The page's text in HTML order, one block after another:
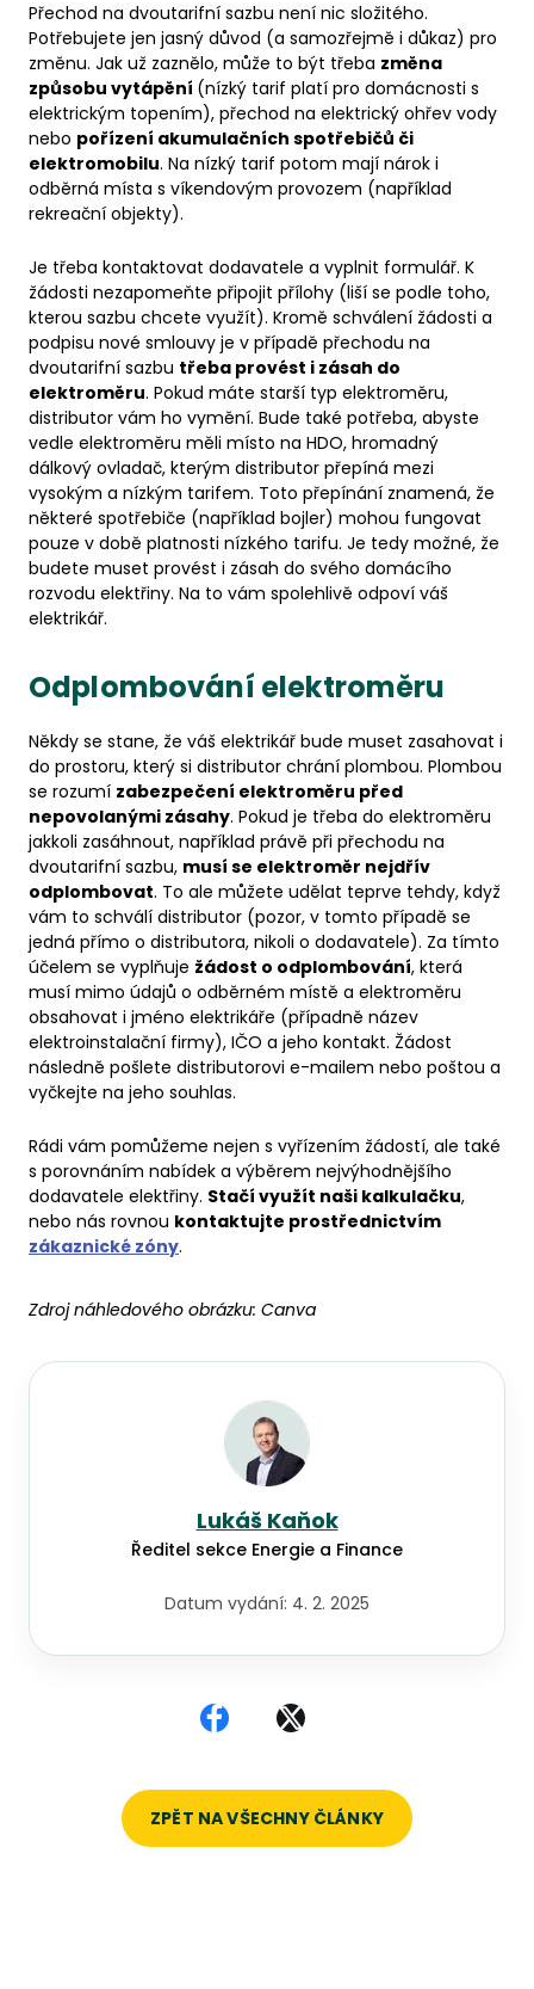
Přechod na dvoutarifní sazbu není nic složitého.
Potřebujete jen jasný důvod (a samozřejmě i důkaz) pro
změnu. Jak už zaznělo, může to být třeba změna
způsobu vytápění (nízký tarif platí pro domácnosti s
elektrickým topením), přechod na elektrický ohřev vody
nebo pořízení akumulačních spotřebičů či
elektromobilu. Na nízký tarif potom mají nárok i
odběrná místa s víkendovým provozem (například
rekreační objekty).
Je třeba kontaktovat dodavatele a vyplnit formulář. K
žádosti nezapomeňte připojit přílohy (liší se podle toho,
kterou sazbu chcete využít). Kromě schválení žádosti a
podpisu nové smlouvy je v případě přechodu na
dvoutarifní sazbu třeba provést i zásah do
elektroměru. Pokud máte starší typ elektroměru,
distributor vám ho vymění. Bude také potřeba, abyste
vedle elektroměru měli místo na HDO, hromadný
dálkový ovladač, kterým distributor přepíná mezi
vysokým a nízkým tarifem. Toto přepínání znamená, že
některé spotřebiče (například bojler) mohou fungovat
pouze v době platnosti nízkého tarifu. Je tedy možné, že
budete muset provést i zásah do svého domácího
rozvodu elektřiny. Na to vám spolehlivě odpoví váš
elektrikář.
Odplombování elektroměru
Někdy se stane, že váš elektrikář bude muset zasahovat i
do prostoru, který si distributor chrání plombou. Plombou
se rozumí zabezpečení elektroměru před
nepovolanými zásahy. Pokud je třeba do elektroměru
jakkoli zasáhnout, například právě při přechodu na
dvoutarifní sazbu, musí se elektroměr nejdřív
odplombovat. To ale můžete udělat teprve tehdy, když
vám to schválí distributor (pozor, v tomto případě se
jedná přímo o distributora, nikoli o dodavatele). Za tímto
účelem se vyplňuje žádost o odplombování, která
musí mimo údajů o odběrném místě a elektroměru
obsahovat i jméno elektrikáře (případně název
elektroinstalační firmy), IČO a jeho kontakt. Žádost
následně pošlete distributorovi e-mailem nebo poštou a
vyčkejte na jeho souhlas.
Rádi vám pomůžeme nejen s vyřízením žádostí, ale také
s porovnáním nabídek a výběrem nejvýhodnějšího
dodavatele elektřiny. Stačí využít naši kalkulačku,
nebo nás rovnou kontaktujte prostřednictvím
zákaznické zóny.
Zdroj náhledového obrázku: Canva
Lukáš Kaňok
Ředitel sekce Energie a Finance
Datum vydání: 4. 2. 2025
Sdílet na Facebooku
Sdílet na X
ZPĚT NA VŠECHNY ČLÁNKY